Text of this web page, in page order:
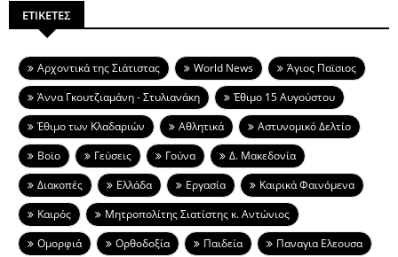
ΕΤΙΚΕΤΕΣ
Aρχοντικά της Σιάτιστας World News
Άγιος Παϊσιος
Άννα Γκουτζιαμάνη - Στυλιανάκη
Έθιμο 15 Αυγούστου
Έθιμο των Κλαδαριών
Αθλητικά
Αστυνομικό Δελτίο
Βοϊο
Γεύσεις Γούνα
Δ. Μακεδονία
Διακοπές
Ελλάδα Εργασία
Καιρικά Φαινόμενα
Καιρός
Μητροπολίτης Σιατίστης κ. Αντώνιος
Ομορφιά
Ορθοδοξία Παιδεία
Παναγια Ελεουσα